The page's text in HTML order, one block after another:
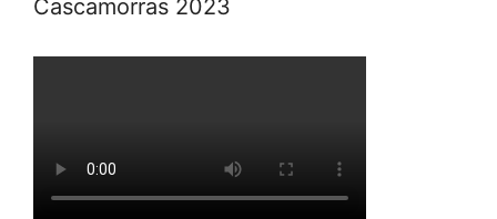
Cascamorras 2023